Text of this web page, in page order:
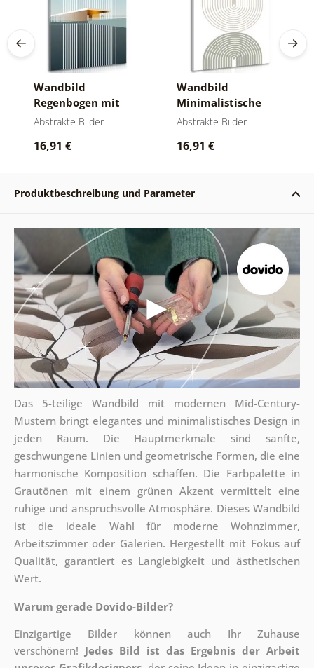
Wandbild
Regenbogen mit
sommerlichem
Century
Abstrakte Bilder
16,91 €
Wandbild
Minimalistische
Regenbögen Mid-
Abstrakte Bilder
16,91 €
Produktbeschreibung und Parameter
Das 5-teilige Wandbild mit modernen Mid-Century-
Mustern bringt elegantes und minimalistisches Design in
jeden Raum. Die Hauptmerkmale sind sanfte,
geschwungene Linien und geometrische Formen, die eine
harmonische Komposition schaffen. Die Farbpalette in
Grautönen mit einem grünen Akzent vermittelt eine
ruhige und anspruchsvolle Atmosphäre. Dieses Wandbild
ist die ideale Wahl für moderne Wohnzimmer,
Arbeitszimmer oder Galerien. Hergestellt mit Fokus auf
Qualität, garantiert es Langlebigkeit und ästhetischen
Wert.
Warum gerade Dovido-Bilder?
Einzigartige Bilder können auch Ihr Zuhause
verschönern! Jedes Bild ist das Ergebnis der Arbeit